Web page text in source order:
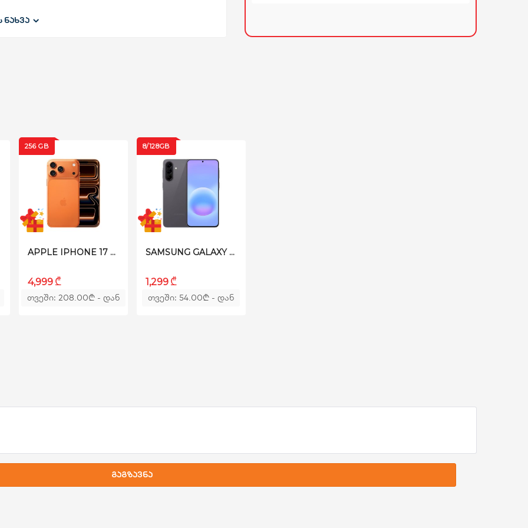
ჩარჩო
60fps
ნახვა
256 GB
APPLE IPHONE 17 PRO MAX | 256GB COSMIC ORANGE
4,999 ₾
თვეში: 208.00₾- დან
8/128GB
SAMSUNG GALAXY A57 A576BD 5G 8/128GB GREY
1,299 ₾
თვეში: 54.00₾ - დან
გაგზავნა